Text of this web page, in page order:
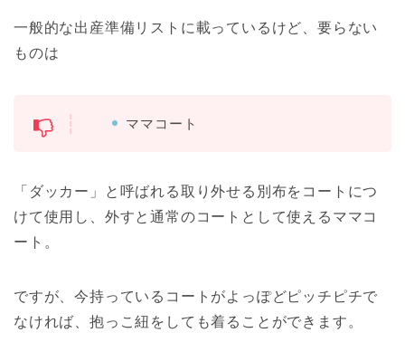
一般的な出産準備リストに載っているけど、要らない
ものは
ママコート
「ダッカー」と呼ばれる取り外せる別布をコートにつ
けて使用し、外すと通常のコートとして使えるママコ
ート。
ですが、今持っているコートがよっぽどピッチピチで
なければ、抱っこ紐をしても着ることができます。